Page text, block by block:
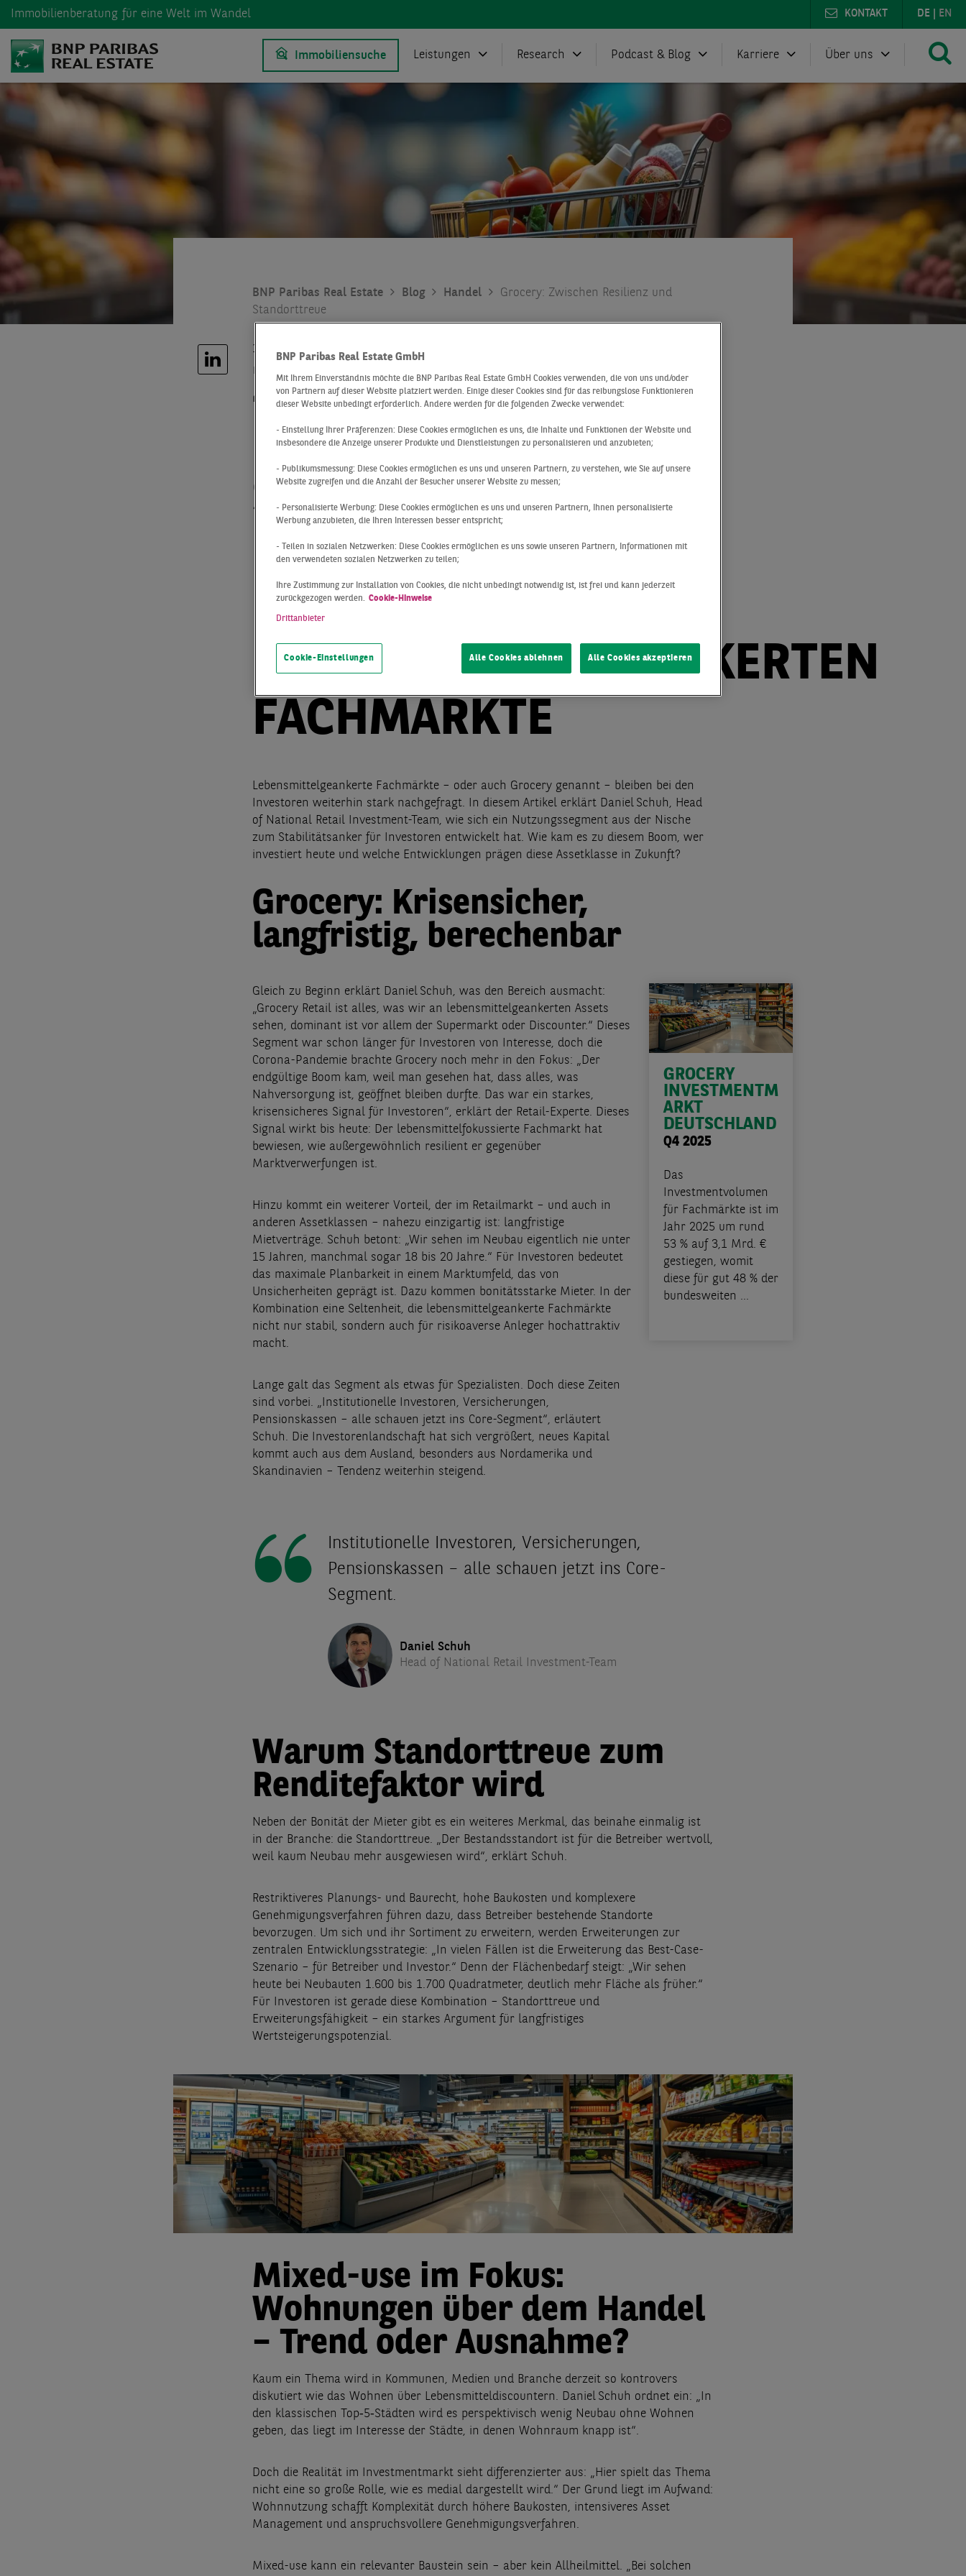
Immobilienberatung für eine Welt im Wandel DE EN
KONTAKT
Immobiliensuche Leistungen Research Podcast & Blog Karriere Über uns
BNP Paribas Real Estate Blog Handel
Grocery: Zwischen Resilienz und
Standorttreue
10.03.2026
ZWISCHEN
RESILIENZ UND
STANDORTTREUE –
DIE BELIEBTHEIT
DER
LEBENSMITTELGEANKERTEN
FACHMÄRKTE
Lebensmittelgeankerte Fachmärkte – oder auch Grocery genannt – bleiben bei den
Investoren weiterhin stark nachgefragt. In diesem Artikel erklärt Daniel Schuh, Head
of National Retail Investment-Team, wie sich ein Nutzungssegment aus der Nische
zum Stabilitätsanker für Investoren entwickelt hat. Wie kam es zu diesem Boom, wer
investiert heute und welche Entwicklungen prägen diese Assetklasse in Zukunft?
Grocery: Krisensicher,
langfristig, berechenbar
GROCERY
INVESTMENTM
ARKT
DEUTSCHLAND
Q4 2025
Das
Investmentvolumen
für Fachmärkte ist im
Jahr 2025 um rund
53 % auf 3,1 Mrd. €
gestiegen, womit
diese für gut 48 % der
bundesweiten ...
Gleich zu Beginn erklärt Daniel Schuh, was den Bereich ausmacht:
„Grocery Retail ist alles, was wir an lebensmittelgeankerten Assets
sehen, dominant ist vor allem der Supermarkt oder Discounter.“ Dieses
Segment war schon länger für Investoren von Interesse, doch die
Corona-Pandemie brachte Grocery noch mehr in den Fokus: „Der
endgültige Boom kam, weil man gesehen hat, dass alles, was
Nahversorgung ist, geöffnet bleiben durfte. Das war ein starkes,
krisensicheres Signal für Investoren“, erklärt der Retail-Experte. Dieses
Signal wirkt bis heute: Der lebensmittelfokussierte Fachmarkt hat
bewiesen, wie außergewöhnlich resilient er gegenüber
Marktverwerfungen ist.
Hinzu kommt ein weiterer Vorteil, der im Retailmarkt – und auch in
anderen Assetklassen – nahezu einzigartig ist: langfristige
Mietverträge. Schuh betont: „Wir sehen im Neubau eigentlich nie unter
15 Jahren, manchmal sogar 18 bis 20 Jahre.“ Für Investoren bedeutet
das maximale Planbarkeit in einem Marktumfeld, das von
Unsicherheiten geprägt ist. Dazu kommen bonitätsstarke Mieter. In der
Kombination eine Seltenheit, die lebensmittelgeankerte Fachmärkte
nicht nur stabil, sondern auch für risikoaverse Anleger hochattraktiv
macht.
Lange galt das Segment als etwas für Spezialisten. Doch diese Zeiten
sind vorbei. „Institutionelle Investoren, Versicherungen,
Pensionskassen – alle schauen jetzt ins Core-Segment“, erläutert
Schuh. Die Investorenlandschaft hat sich vergrößert, neues Kapital
kommt auch aus dem Ausland, besonders aus Nordamerika und
Skandinavien – Tendenz weiterhin steigend.
Institutionelle Investoren, Versicherungen,
Pensionskassen – alle schauen jetzt ins Core-
Segment.
Daniel Schuh
Head of National Retail Investment-Team
Warum Standorttreue zum
Renditefaktor wird
Neben der Bonität der Mieter gibt es ein weiteres Merkmal, das beinahe einmalig ist
in der Branche: die Standorttreue. „Der Bestandsstandort ist für die Betreiber wertvoll,
weil kaum Neubau mehr ausgewiesen wird“, erklärt Schuh.
Restriktiveres Planungs- und Baurecht, hohe Baukosten und komplexere
Genehmigungsverfahren führen dazu, dass Betreiber bestehende Standorte
bevorzugen. Um sich und ihr Sortiment zu erweitern, werden Erweiterungen zur
zentralen Entwicklungsstrategie: „In vielen Fällen ist die Erweiterung das Best-Case-
Szenario – für Betreiber und Investor.“ Denn der Flächenbedarf steigt: „Wir sehen
heute bei Neubauten 1.600 bis 1.700 Quadratmeter, deutlich mehr Fläche als früher.“
Für Investoren ist gerade diese Kombination – Standorttreue und
Erweiterungsfähigkeit – ein starkes Argument für langfristiges
Wertsteigerungspotenzial.
Mixed-use im Fokus:
Wohnungen über dem Handel
– Trend oder Ausnahme?
Kaum ein Thema wird in Kommunen, Medien und Branche derzeit so kontrovers
diskutiert wie das Wohnen über Lebensmitteldiscountern. Daniel Schuh ordnet ein: „In
den klassischen Top‑5‑Städten wird es perspektivisch wenig Neubau ohne Wohnen
geben, das liegt im Interesse der Städte, in denen Wohnraum knapp ist“.
Doch die Realität im Investmentmarkt sieht differenzierter aus: „Hier spielt das Thema
nicht eine so große Rolle, wie es medial dargestellt wird.“ Der Grund liegt im Aufwand:
Wohnnutzung schafft Komplexität durch höhere Baukosten, intensiveres Asset
Management und anspruchsvollere Genehmigungsverfahren.
Mixed-use kann ein relevanter Baustein sein – aber kein Allheilmittel. „Bei solchen
BNP Paribas Real Estate GmbH
Mit Ihrem Einverständnis möchte die BNP Paribas Real Estate GmbH Cookies verwenden, die von uns und/oder
von Partnern auf dieser Website platziert werden. Einige dieser Cookies sind für das reibungslose Funktionieren
dieser Website unbedingt erforderlich. Andere werden für die folgenden Zwecke verwendet:
- Einstellung Ihrer Präferenzen: Diese Cookies ermöglichen es uns, die Inhalte und Funktionen der Website und
insbesondere die Anzeige unserer Produkte und Dienstleistungen zu personalisieren und anzubieten;
- Publikumsmessung: Diese Cookies ermöglichen es uns und unseren Partnern, zu verstehen, wie Sie auf unsere
Website zugreifen und die Anzahl der Besucher unserer Website zu messen;
- Personalisierte Werbung: Diese Cookies ermöglichen es uns und unseren Partnern, Ihnen personalisierte
Werbung anzubieten, die Ihren Interessen besser entspricht;
- Teilen in sozialen Netzwerken: Diese Cookies ermöglichen es uns sowie unseren Partnern, Informationen mit
den verwendeten sozialen Netzwerken zu teilen;
Ihre Zustimmung zur Installation von Cookies, die nicht unbedingt notwendig ist, ist frei und kann jederzeit
zurückgezogen werden. Cookie-Hinweise
Drittanbieter
Cookie-Einstellungen Alle Cookies ablehnen Alle Cookies akzeptieren